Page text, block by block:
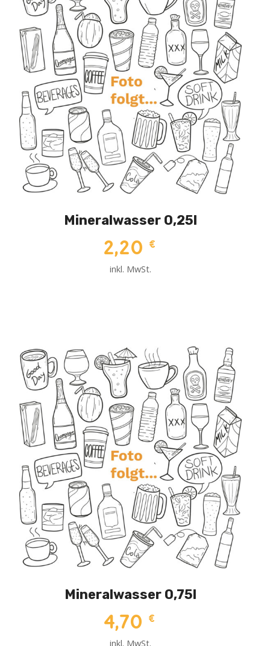
Mineralwasser 0,25l
2,20 €
inkl. MwSt.
Mineralwasser 0,75l
4,70 €
inkl. MwSt.